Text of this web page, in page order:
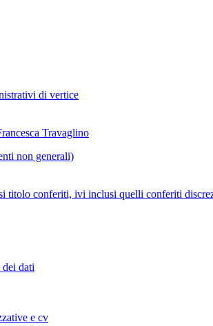
di vertice
Travaglino
non generali)
titolo conferiti, ivi inclusi quelli conferiti
dei dati
e cv